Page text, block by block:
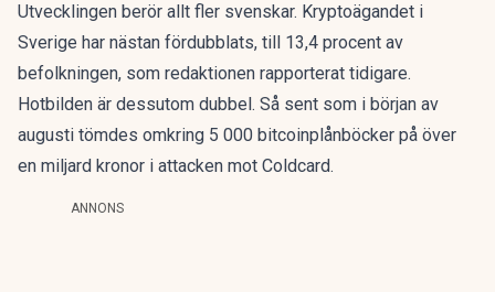
Utvecklingen berör allt fler svenskar. Kryptoägandet i
Sverige har nästan fördubblats, till 13,4 procent av
befolkningen, som redaktionen rapporterat tidigare.
Hotbilden är dessutom dubbel. Så sent som i början av
augusti tömdes omkring 5 000 bitcoinplånböcker på över
en miljard kronor i attacken mot Coldcard.
ANNONS